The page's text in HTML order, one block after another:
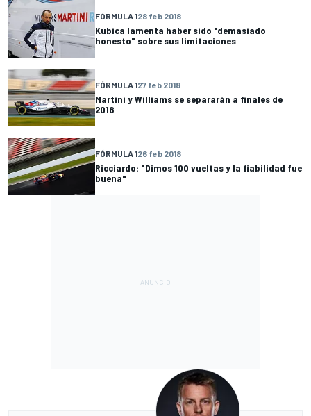
FÓRMULA 128 feb 2018
Kubica lamenta haber sido "demasiado
honesto" sobre sus limitaciones
FÓRMULA 127 feb 2018
Martini y Williams se separarán a finales de
2018
FÓRMULA 126 feb 2018
Ricciardo: "Dimos 100 vueltas y la fiabilidad fue
buena"